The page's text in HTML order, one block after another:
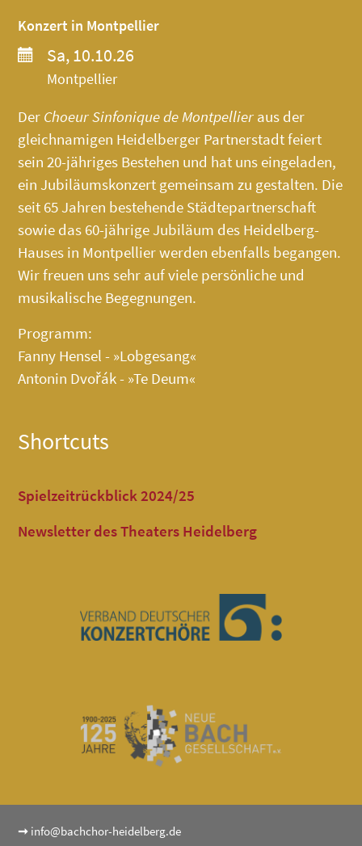
Konzert in Montpellier
Sa, 10.10.26
Montpellier
Der Choeur Sinfonique de Montpellier aus der
gleichnamigen Heidelberger Partnerstadt feiert
sein 20-jähriges Bestehen und hat uns eingeladen,
ein Jubiläumskonzert gemeinsam zu gestalten. Die
seit 65 Jahren bestehende Städtepartnerschaft
sowie das 60-jährige Jubiläum des Heidelberg-
Hauses in Montpellier werden ebenfalls begangen.
Wir freuen uns sehr auf viele persönliche und
musikalische Begegnungen.
Programm:
Fanny Hensel - »Lobgesang«
Antonin Dvořák - »Te Deum«
Shortcuts
Spielzeitrückblick 2024/25
Newsletter des Theaters Heidelberg
➞ info@bachchor-heidelberg.de